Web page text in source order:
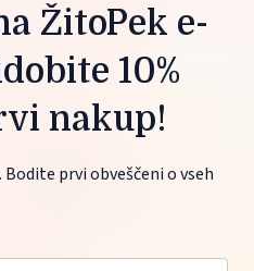
ŽitoPek e-
10%
nakup!
prvi obveščeni o vseh